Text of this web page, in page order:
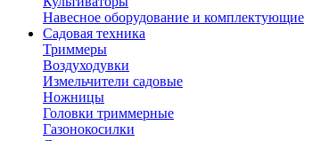
Навесное оборудование и комплектующие
Садовая техника
Триммеры
Воздуходувки
Измельчители садовые
Ножницы
Головки триммерные
Газонокосилки